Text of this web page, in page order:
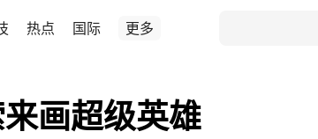
热点 国际 更多
画超级英雄